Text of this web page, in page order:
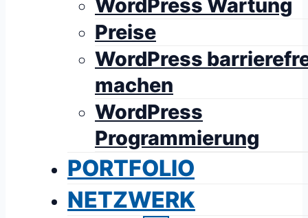
WordPress Wartung
Preise
WordPress
machen
WordPress
Programmierung
PORTFOLIO
NETZWERK